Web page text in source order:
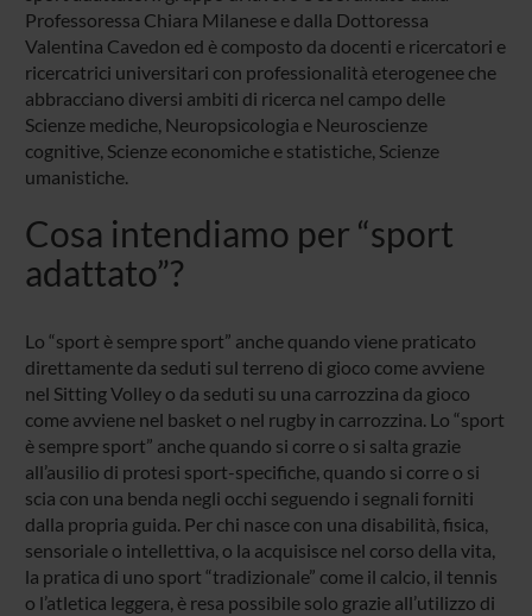
Professoressa Chiara Milanese e dalla Dottoressa
Valentina Cavedon ed è composto da docenti e ricercatori e
ricercatrici universitari con professionalità eterogenee che
abbracciano diversi ambiti di ricerca nel campo delle
Scienze mediche, Neuropsicologia e Neuroscienze
cognitive, Scienze economiche e statistiche, Scienze
umanistiche.
Cosa intendiamo per “sport
adattato”?
Lo “sport è sempre sport” anche quando viene praticato
direttamente da seduti sul terreno di gioco come avviene
nel Sitting Volley o da seduti su una carrozzina da gioco
come avviene nel basket o nel rugby in carrozzina. Lo “sport
è sempre sport” anche quando si corre o si salta grazie
all’ausilio di protesi sport-specifiche, quando si corre o si
scia con una benda negli occhi seguendo i segnali forniti
dalla propria guida. Per chi nasce con una disabilità, fisica,
sensoriale o intellettiva, o la acquisisce nel corso della vita,
la pratica di uno sport “tradizionale” come il calcio, il tennis
o l’atletica leggera, è resa possibile solo grazie all’utilizzo di